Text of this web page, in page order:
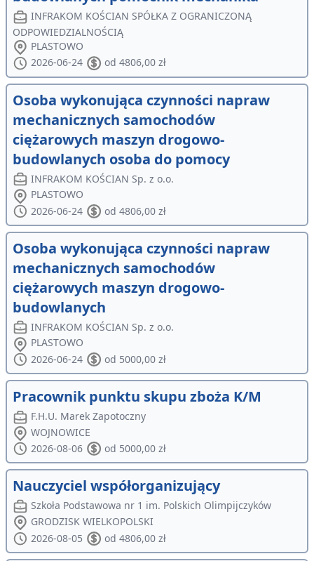
INFRAKOM KOŚCIAN SPÓŁKA Z OGRANICZONĄ
ODPOWIEDZIALNOŚCIĄ
PLASTOWO
2026-06-24
od 4806,00 zł
Osoba wykonująca czynności napraw
mechanicznych samochodów
ciężarowych maszyn drogowo-
budowlanych osoba do pomocy
INFRAKOM KOŚCIAN Sp. z o.o.
PLASTOWO
2026-06-24
od 4806,00 zł
Osoba wykonująca czynności napraw
mechanicznych samochodów
ciężarowych maszyn drogowo-
budowlanych
INFRAKOM KOŚCIAN Sp. z o.o.
PLASTOWO
2026-06-24
od 5000,00 zł
Pracownik punktu skupu zboża K/M
F.H.U. Marek Zapotoczny
WOJNOWICE
2026-08-06
od 5000,00 zł
Nauczyciel współorganizujący
Szkoła Podstawowa nr 1 im. Polskich Olimpijczyków
GRODZISK WIELKOPOLSKI
2026-08-05
od 4806,00 zł